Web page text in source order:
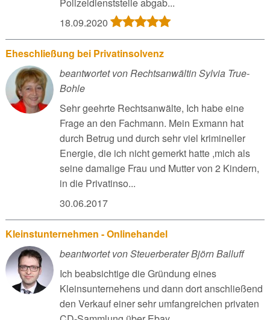
18.09.2020
Eheschließung bei Privatinsolvenz
beantwortet von Rechtsanwältin Sylvia True-
Bohle
Sehr geehrte Rechtsanwälte, Ich habe eine
Frage an den Fachmann. Mein Exmann hat
durch Betrug und durch sehr viel krimineller
Energie, die ich nicht gemerkt hatte ,mich als
seine damalige Frau und Mutter von 2 Kindern,
in die Privatinso...
30.06.2017
Kleinstunternehmen - Onlinehandel
beantwortet von Steuerberater Björn Balluff
Ich beabsichtige die Gründung eines
Kleinsunternehens und dann dort anschließend
den Verkauf einer sehr umfangreichen privaten